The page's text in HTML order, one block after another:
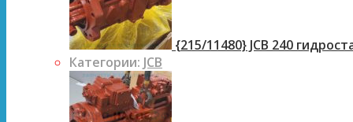
{215/11480} JCB 240
Категории: JCB